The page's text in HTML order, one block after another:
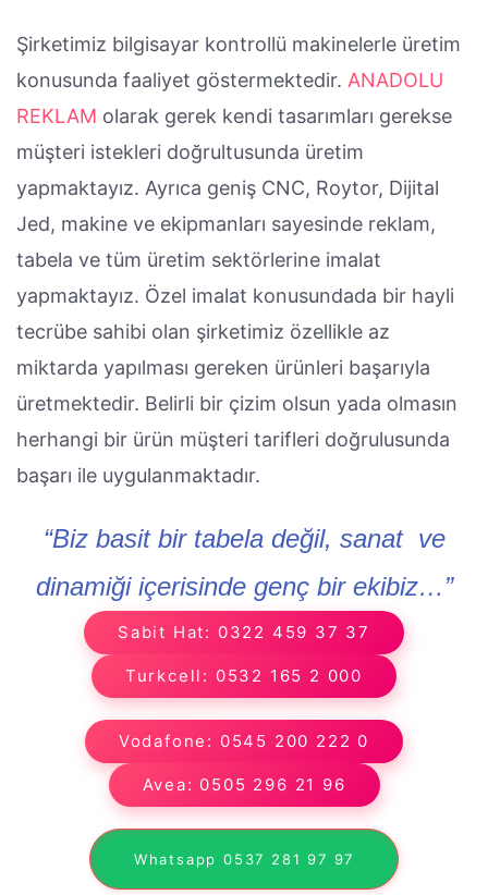
Şirketimiz bilgisayar kontrollü makinelerle üretim
konusunda faaliyet göstermektedir. ANADOLU
REKLAM olarak gerek kendi tasarımları gerekse
müşteri istekleri doğrultusunda üretim
yapmaktayız. Ayrıca geniş CNC, Roytor, Dijital
Jed, makine ve ekipmanları sayesinde reklam,
tabela ve tüm üretim sektörlerine imalat
yapmaktayız. Özel imalat konusundada bir hayli
tecrübe sahibi olan şirketimiz özellikle az
miktarda yapılması gereken ürünleri başarıyla
üretmektedir. Belirli bir çizim olsun yada olmasın
herhangi bir ürün müşteri tarifleri doğrulusunda
başarı ile uygulanmaktadır.
“Biz basit bir tabela değil, sanat ve
dinamiği içerisinde genç bir ekibiz…”
Sabit Hat: 0322 459 37 37
Turkcell: 0532 165 2 000
Vodafone: 0545 200 222 0
Avea: 0505 296 21 96
Whatsapp 0537 281 97 97